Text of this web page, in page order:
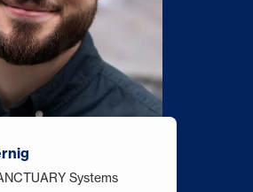
Systems